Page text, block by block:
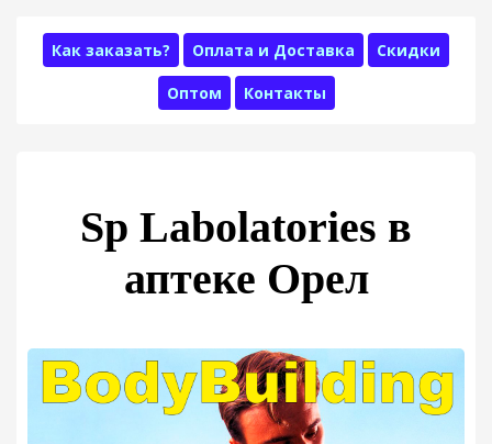
Как заказать? Оплата и Доставка Скидки
Оптом Контакты
Sp Labolatories в
аптеке Орел